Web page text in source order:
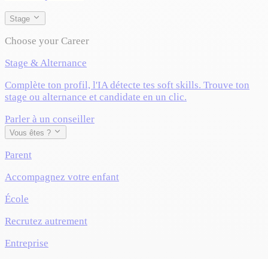
Stage
Choose your Career
Stage & Alternance
Complète ton profil, l'IA détecte tes soft skills. Trouve ton
stage ou alternance et candidate en un clic.
Parler à un conseiller
Vous êtes ?
Parent
Accompagnez votre enfant
École
Recrutez autrement
Entreprise